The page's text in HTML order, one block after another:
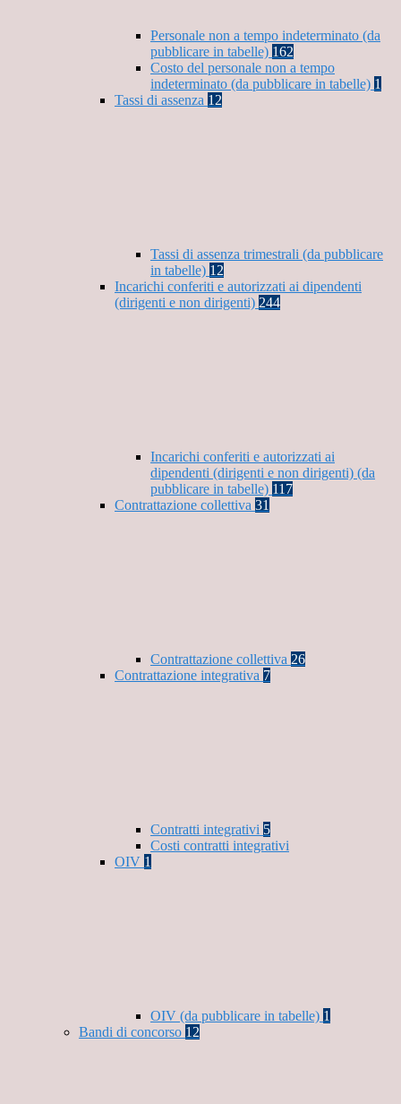
Personale non a tempo indeterminato (da
pubblicare in tabelle) 162
Costo del personale non a tempo
indeterminato (da pubblicare in tabelle) 1
Tassi di assenza 12
Tassi di assenza trimestrali (da pubblicare
in tabelle) 12
Incarichi conferiti e autorizzati ai dipendenti
(dirigenti e non dirigenti) 244
Incarichi conferiti e autorizzati ai
dipendenti (dirigenti e non dirigenti) (da
pubblicare in tabelle) 117
Contrattazione collettiva 31
Contrattazione collettiva 26
Contrattazione integrativa 7
Contratti integrativi 5
Costi contratti integrativi
OIV 1
OIV (da pubblicare in tabelle) 1
Bandi di concorso 12